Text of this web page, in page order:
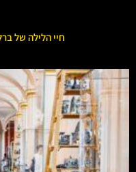
חיי הלילה של